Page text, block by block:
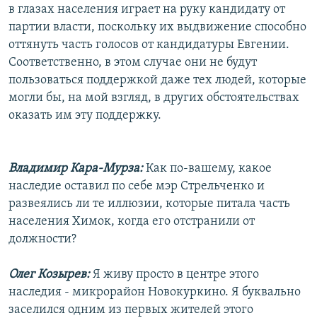
в глазах населения играет на руку кандидату от
партии власти, поскольку их выдвижение способно
оттянуть часть голосов от кандидатуры Евгении.
Соответственно, в этом случае они не будут
пользоваться поддержкой даже тех людей, которые
могли бы, на мой взгляд, в других обстоятельствах
оказать им эту поддержку.
Владимир Кара-Мурза:Как по-вашему, какое
наследие оставил по себе мэр Стрельченко и
развеялись ли те иллюзии, которые питала часть
населения Химок, когда его отстранили от
должности?
Олег Козырев:Я живу просто в центре этого
наследия - микрорайон Новокуркино. Я буквально
заселился одним из первых жителей этого